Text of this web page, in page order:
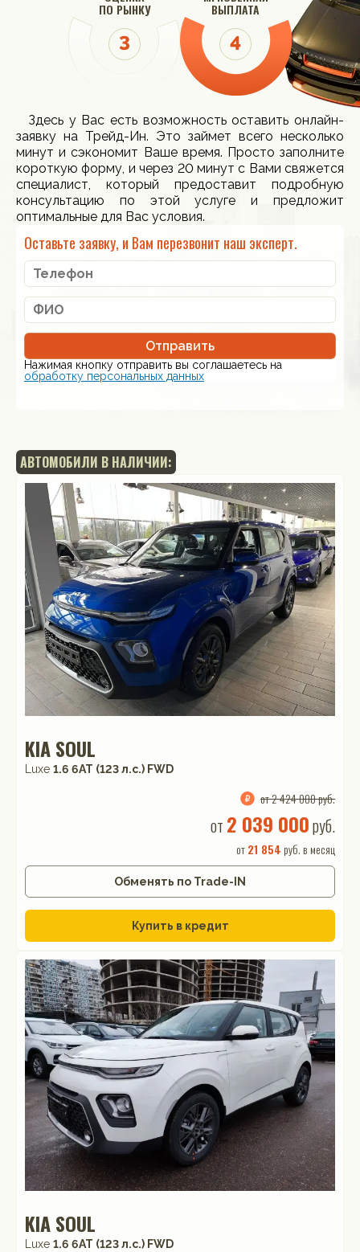
ПО РЫНКУ ВЫПЛАТА
Здесь у Вас есть возможность оставить онлайн-
заявку на Трейд-Ин. Это займет всего несколько
минут и сэкономит Ваше время. Просто заполните
короткую форму, и через 20 минут с Вами свяжется
специалист, который предоставит подробную
консультацию по этой услуге и предложит
оптимальные для Вас условия.
Оставьте заявку, и Вам перезвонит наш эксперт.
Отправить
Нажимая кнопку отправить вы соглашаетесь на
обработку персональных данных
АВТОМОБИЛИ В НАЛИЧИИ:
KIA SOUL
Luxe 1.6 6АТ (123 л.с.) FWD
от 2 424 000 руб.
от 2 039 000руб.
от21 854 руб. в месяц
Обменять по Trade-IN
Купить в кредит
KIA SOUL
Luxe 1.6 6АТ (123 л.с.) FWD